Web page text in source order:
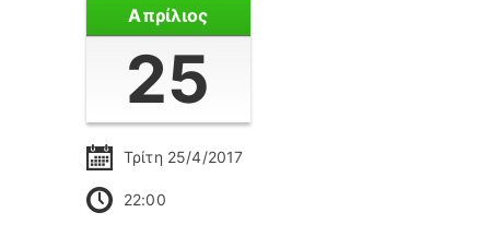
Απρίλιος
25
Τρίτη 25/4/2017
22:00